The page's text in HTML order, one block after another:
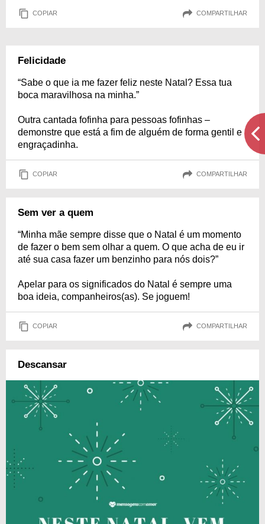
COPIAR COMPARTILHAR
Felicidade
“Sabe o que ia me fazer feliz neste Natal? Essa tua
boca maravilhosa na minha.”
Outra cantada fofinha para pessoas fofinhas –
demonstre que está a fim de alguém de forma gentil e
engraçadinha.
COPIAR COMPARTILHAR
Sem ver a quem
“Minha mãe sempre disse que o Natal é um momento
de fazer o bem sem olhar a quem. O que acha de eu ir
até sua casa fazer um benzinho para nós dois?”
Apelar para os significados do Natal é sempre uma
boa ideia, companheiros(as). Se joguem!
COPIAR COMPARTILHAR
Descansar